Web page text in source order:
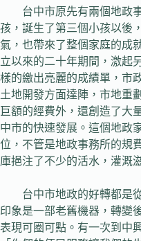
台中市原先有兩個地政事
孩，誕生了第三個小孩以後
氣，也帶來了整個家庭的成
立以來的二十年期間，激起
樣的繳出亮麗的成績單，市
土地開發方面達陣，市地重
巨額的經費外，還創造了大
中市的快速發展。這個地政
位，不管是地政事務所的規
庫挹注了不少的活水，灌溉
台中市地政的好轉都是從
印象是一部老舊機器，轉變
表現可圈可點。有一次到中